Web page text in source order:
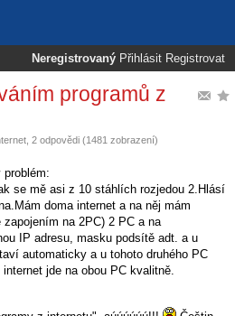
Neregistrovaný Přihlásit Registrovat
programů z
, 2 odpovědi (1481 zobrazení)
se mě asi z 10 stáhlích rozjedou 2.Hlásí
doma internet a na něj mám
na 2PC) 2 PC a na
IP adresu, masku podsítě adt. a u
automaticky a u tohoto druhého PC
jde na obou PC kvalitně.